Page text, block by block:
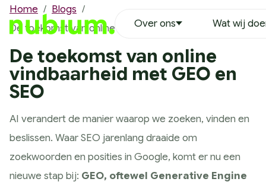
Over ons
Ons team
Erwin Duinkerken
Nathalie Oran
Tim van der Heijden
Justin Ikink
Remco Vaanholt
Over ons Wat wij
Home / Blogs /
De toekomst van online vindbaarheid met SEO en GEO
De toekomst van online
vindbaarheid met GEO en
SEO
AI verandert de manier waarop we zoeken, vinden en
beslissen. Waar SEO jarenlang draaide om
zoekwoorden en posities in Google, komt er nu een
nieuwe stap bij: GEO, oftewel Generative Engine